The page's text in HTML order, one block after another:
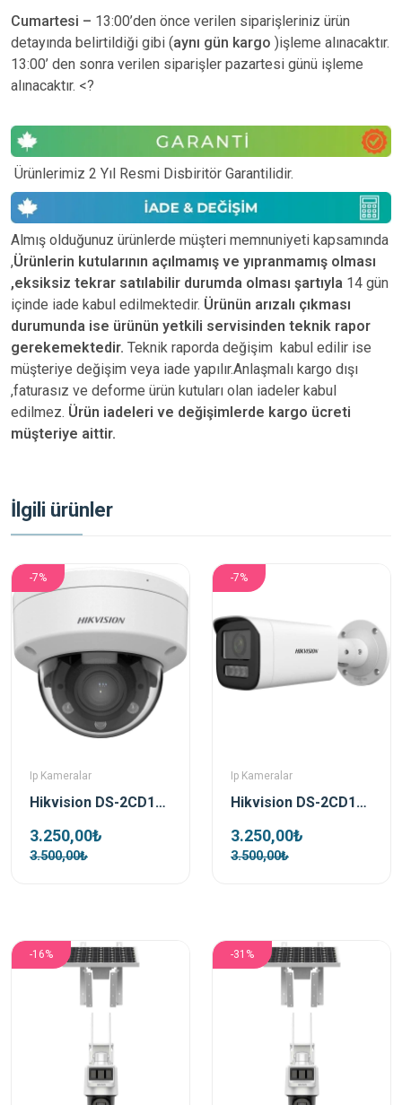
Cumartesi – 13:00’den önce verilen siparişleriniz ürün
detayında belirtildiği gibi (aynı gün kargo )işleme alınacaktır.
13:00’ den sonra verilen siparişler pazartesi günü işleme
alınacaktır. <?
Ürünlerimiz 2 Yıl Resmi Disbiritör Garantilidir.
Almış olduğunuz ürünlerde müşteri memnuniyeti kapsamında
,Ürünlerin kutularının açılmamış ve yıpranmamış olması
,eksiksiz tekrar satılabilir durumda olması şartıyla 14 gün
içinde iade kabul edilmektedir. Ürünün arızalı çıkması
durumunda ise ürünün yetkili servisinden teknik rapor
gerekemektedir. Teknik raporda değişim kabul edilir ise
müşteriye değişim veya iade yapılır.Anlaşmalı kargo dışı
,faturasız ve deforme ürün kutuları olan iadeler kabul
edilmez. Ürün iadeleri ve değişimlerde kargo ücreti
müşteriye aittir.
İlgili ürünler
-7%
Ip Kameralar
Hikvision DS-2CD1723G2-LIZSU 2 Mp 2.8-12 Mm Motorize Dual Light Dome Ip Kamera
3.250,00₺
3.500,00₺
-7%
Ip Kameralar
Hikvision DS-2CD1623G2-LIZSU 2 Mp 2.8-12 Mm Motorize Dual Light Bullet Ip Kamera
3.250,00₺
3.500,00₺
-16% -31%